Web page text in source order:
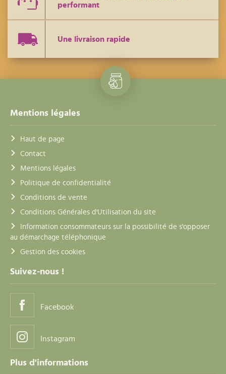
performant
Une livraison rapide
Mentions légales
Haut de page
Contact
Mentions légales
Politique de confidentialité
Conditions de vente
Conditions Générales d'Utilisation du site
Information consommateurs sur la possibilité de s'opposer
au démarchage téléphonique
Gestion des cookies
Suivez-nous !
Facebook
Instagram
Plus d'informations